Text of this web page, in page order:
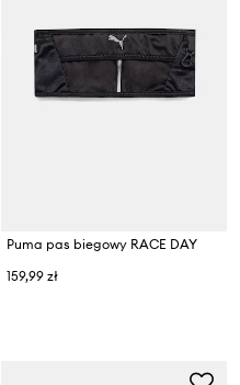
Puma pas biegowy RACE DAY
159,99 zł